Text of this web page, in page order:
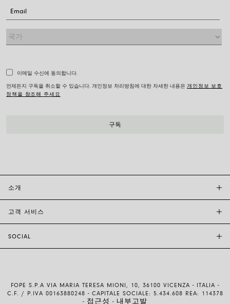
이메일 수신에 동의합니다.
언제든지 구독을 취소할 수 있습니다. 개인정보 처리방침에 대한 자세한 내용은 개인정보 보호
정책을 참조해 주세요
소개
고객 서비스
배송 및 반품
SOCIAL
YOUTUBE
FOPE S.P.A VIA MARIA TERESA MIONI, 10, 36100 VICENZA - ITALIA -
C.F. / P.IVA 00163880248 - CAPITALE SOCIALE: 5.434.608 REA: 114378
- 접근성 - 내부고발